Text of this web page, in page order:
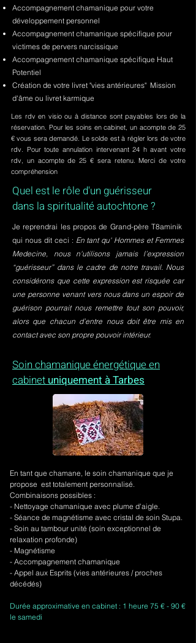
Accompagnement chamanique pour votre
développement personnel
Accompagnement chamanique spécifique pour
victimes de pervers narcissique
Accompagnement chamanique spécifique Haut
Potentiel
Création de votre livret "vies antérieures" Mission
d'âme ou livret karmique
Les rdv en visio ou à distance sont payables lors de la
réservation. Pour les soins en cabinet, un acompte de 25
€ vous sera demandé. Le solde est à régler lors de votre
rdv. Pour toute annulation intervenant 24 h avant votre
rdv, un acompte de 25 € sera retenu. Merci de votre
compréhension
Quel est le rôle d'un guérisseur
dans la spiritualité autochtone ?
Je reprendrai les propos de Grand-père T8aminik
qui nous dit ceci : En tant qu' Hommes et Femmes
Medecine, nous n'utilisons jamais l’expression
“guérisseur” dans le cadre de notre travail. Nous
considérons que cette expression est risquée car
une personne venant vers nous dans un espoir de
guérison pourrait nous remettre tout son pouvoir,
alors que chacun d’entre nous doit être mis en
contact avec son propre pouvoir intérieur.
Soin chamanique énergétique en
cabinet uniquement à Tarbes
En tant que chamane, le soin chamanique que je
propose est totalement personnalisé.
Combinaisons possibles :
- Nettoyage chamanique avec plume d'aigle.
- Séance de magnétisme avec cristal de soin Stupa.
- Soin au tambour unité (soin exceptionnel de
relaxation profonde)
- Magnétisme
- Accompagnement chamanique
- Appel aux Esprits (vies antérieures / proches
décédés)
Durée approximative en cabinet : 1 heure 75 € - 90 €
le samedi